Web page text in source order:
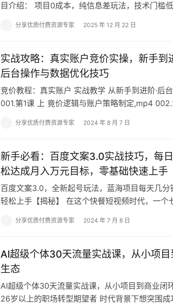
目介绍： 项目0成本，纯信息差玩法，技术门槛
分享优质付费资源专家 2025 年 12 月 22 日
实战攻略：真实账户竞价实操，新手到
后台操作与数据优化技巧
竞价教程：真实账户 实战教学 从新手到进阶·后
001.第1课 上 竟价逻辑与账户策略制定,mp4
分享优质付费资源专家 2024 年 8 月 7 日
新手必看：百度文案3.0实战技巧，每
松达成月入万元目标，零基础快速上手
百度文案3.0，全新起号玩法，蓝海项目每天几
轻松上手【揭秘】 在这个快餐短视频时代，一个
分享优质付费资源专家 2024 年 7 月 8 日
AI超级个体30天流量实战课，从小项
生态
AI超级个体30天流量实战课，从小项目到商业闭
26岁以上的职场转型期望者 时代背景下想突围